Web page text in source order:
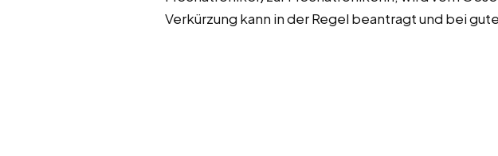
Verkürzung kann in der Regel beantragt und bei